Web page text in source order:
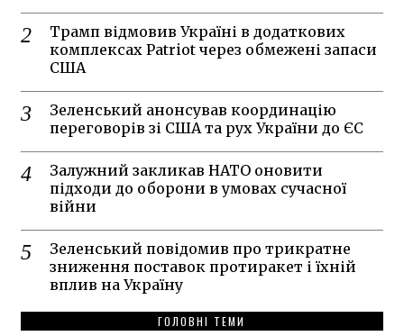
Трамп відмовив Україні в додаткових
комплексах Patriot через обмежені запаси
США
Зеленський анонсував координацію
переговорів зі США та рух України до ЄС
Залужний закликав НАТО оновити
підходи до оборони в умовах сучасної
війни
Зеленський повідомив про трикратне
зниження поставок протиракет і їхній
вплив на Україну
ГОЛОВНІ ТЕМИ